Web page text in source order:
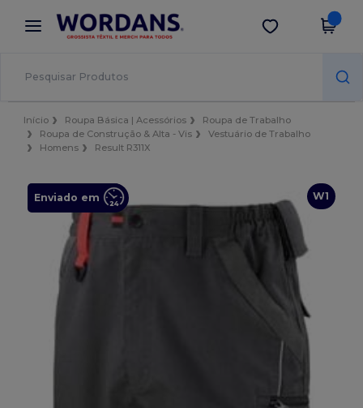
× App Wordans
Melhores preços na app!
Obter app
Início Roupa Básica | Acessórios
Roupa de Trabalho
Roupa de Construção & Alta - Vis
Vestuário de Trabalho
Homens
Result R311X
W1
Enviado em